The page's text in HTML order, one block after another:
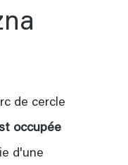
de cercle
occupée
d'une